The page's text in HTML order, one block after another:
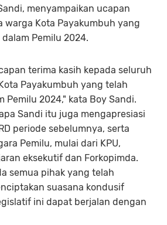
menyampaikan ucapan
warga Kota Payakumbuh yang
Pemilu 2024.
terima kasih kepada seluruh
Payakumbuh yang telah
Pemilu 2024," kata Boy Sandi.
Sandi itu juga mengapresiasi
periode sebelumnya, serta
Pemilu, mulai dari KPU,
eksekutif dan Forkopimda.
semua pihak yang telah
suasana kondusif
ini dapat berjalan dengan